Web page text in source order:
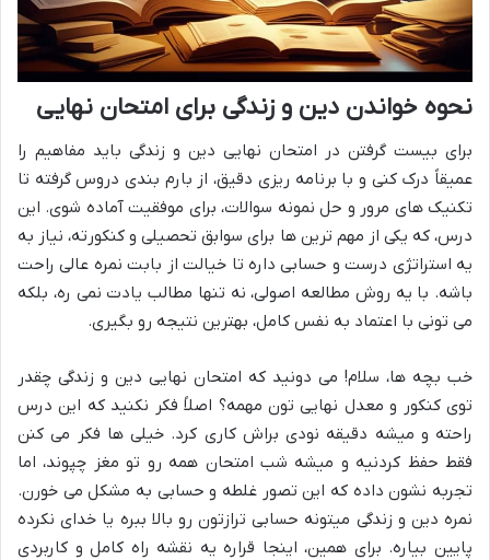
نحوه خواندن دین و زندگی برای امتحان نهایی
برای بیست گرفتن در امتحان نهایی دین و زندگی باید مفاهیم را
عمیقاً درک کنی و با برنامه ریزی دقیق، از بارم بندی دروس گرفته تا
تکنیک های مرور و حل نمونه سوالات، برای موفقیت آماده شوی. این
درس، که یکی از مهم ترین ها برای سوابق تحصیلی و کنکورته، نیاز به
یه استراتژی درست و حسابی داره تا خیالت از بابت نمره عالی راحت
باشه. با یه روش مطالعه اصولی، نه تنها مطالب یادت نمی ره، بلکه
می تونی با اعتماد به نفس کامل، بهترین نتیجه رو بگیری.
خب بچه ها، سلام! می دونید که امتحان نهایی دین و زندگی چقدر
توی کنکور و معدل نهایی تون مهمه؟ اصلاً فکر نکنید که این درس
راحته و میشه دقیقه نودی براش کاری کرد. خیلی ها فکر می کنن
فقط حفظ کردنیه و میشه شب امتحان همه رو تو مغز چپوند، اما
تجربه نشون داده که این تصور غلطه و حسابی به مشکل می خورن.
نمره دین و زندگی میتونه حسابی ترازتون رو بالا ببره یا خدای نکرده
پایین بیاره. برای همین، اینجا قراره یه نقشه راه کامل و کاربردی